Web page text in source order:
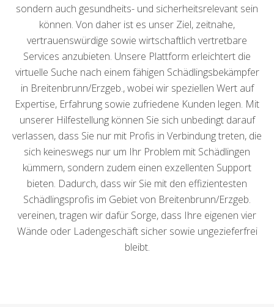
sondern auch gesundheits- und sicherheitsrelevant sein
können. Von daher ist es unser Ziel, zeitnahe,
vertrauenswürdige sowie wirtschaftlich vertretbare
Services anzubieten. Unsere Plattform erleichtert die
virtuelle Suche nach einem fähigen Schädlingsbekämpfer
in Breitenbrunn/Erzgeb., wobei wir speziellen Wert auf
Expertise, Erfahrung sowie zufriedene Kunden legen. Mit
unserer Hilfestellung können Sie sich unbedingt darauf
verlassen, dass Sie nur mit Profis in Verbindung treten, die
sich keineswegs nur um Ihr Problem mit Schädlingen
kümmern, sondern zudem einen exzellenten Support
bieten. Dadurch, dass wir Sie mit den effizientesten
Schädlingsprofis im Gebiet von Breitenbrunn/Erzgeb.
vereinen, tragen wir dafür Sorge, dass Ihre eigenen vier
Wände oder Ladengeschäft sicher sowie ungezieferfrei
bleibt.